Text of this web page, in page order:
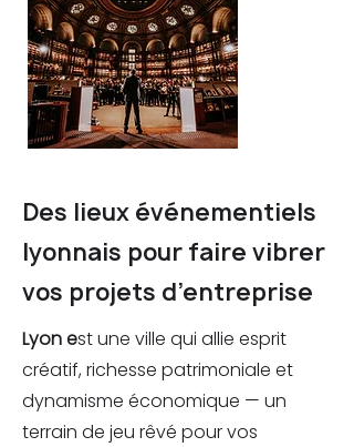
Des lieux événementiels
lyonnais pour faire vibrer
vos projets d’entreprise
Lyon est une ville qui allie esprit
créatif, richesse patrimoniale et
dynamisme économique — un
terrain de jeu rêvé pour vos